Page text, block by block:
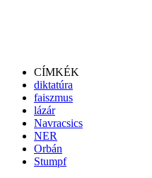
CÍMKÉK
diktatúra
faiszmus
lázár
Navracsics
NER
Orbán
Stumpf